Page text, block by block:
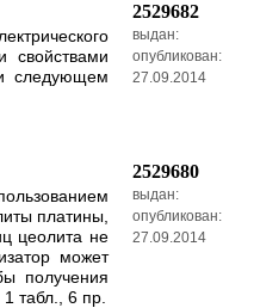
свойствами
следующем
2529682
выдан:
опубликован:
27.09.2014
платины,
цеолита не
может
получения
табл., 6 пр.
2529680
выдан:
опубликован:
27.09.2014